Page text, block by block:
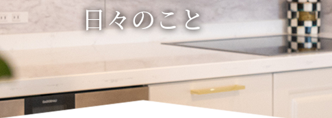
日々のこと